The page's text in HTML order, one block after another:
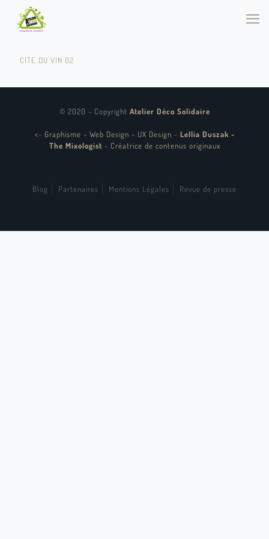
CITE DU VIN 02
© 2020 - Copyright Atelier Déco Solidaire
<- Graphisme - Web Design - UX Design - Lellia Duszak -
The Mixologist - Créatrice de contenus originaux
Blog Partenaires Mentions Légales Revue de presse